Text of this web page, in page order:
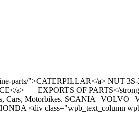
parts/">CATERPILLAR</a> NUT
a> | EXPORTS OF PARTS</
Cars, Motorbikes. SCANIA |
<div class="wpb_text_column